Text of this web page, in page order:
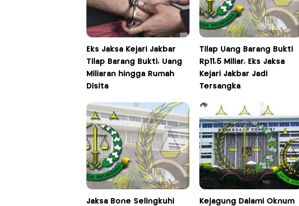
Eks Jaksa Kejari Jakbar
Tilap Barang Bukti, Uang
Miliaran hingga Rumah
Disita
Tilap Uang Barang Bukti
Rp11,5 Miliar, Eks Jaksa
Kejari Jakbar Jadi
Tersangka
Jaksa Bone Selingkuhi
Kejagung Dalami Oknum